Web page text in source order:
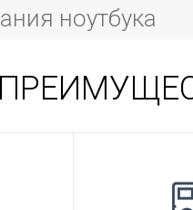
ноутбука